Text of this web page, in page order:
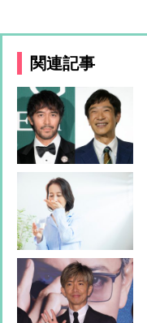
関連記事